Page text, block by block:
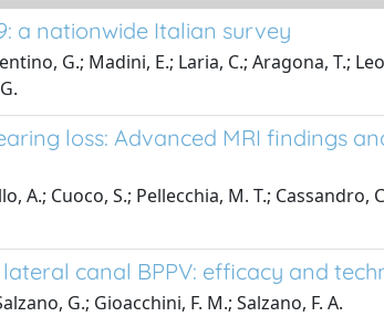
a nationwide Italian survey
G.; Madini, E.; Laria, C.; Aragona, T.;
loss: Advanced MRI findings
Cuoco, S.; Pellecchia, M. T.; Cassandro,
canal BPPV: efficacy and
G.; Gioacchini, F. M.; Salzano, F. A.